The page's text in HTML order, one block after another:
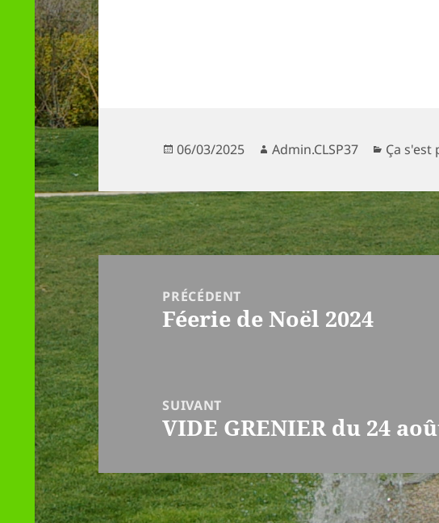
Publié
06/03/2025 Auteur
Admin.CLSP37 Ça s'est
de
l’article
PRÉCÉDENT
Article
Féerie de Noël 2024
SUIVANT
Article
VIDE GRENIER du 24